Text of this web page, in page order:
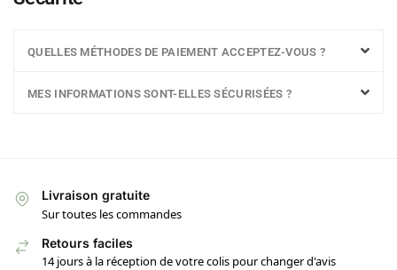
QUELLES MÉTHODES DE PAIEMENT ACCEPTEZ-VOUS ?
MES INFORMATIONS SONT-ELLES SÉCURISÉES ?
Livraison gratuite
Sur toutes les commandes
Retours faciles
14 jours à la réception de votre colis pour changer d'avis